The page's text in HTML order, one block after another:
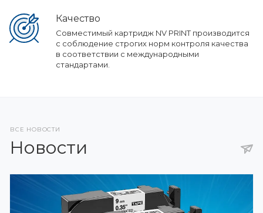
Качество
Совместимый картридж NV PRINT производится
с соблюдение строгих норм контроля качества
в соответствии с международными
стандартами.
ВСЕ НОВОСТИ
Новости